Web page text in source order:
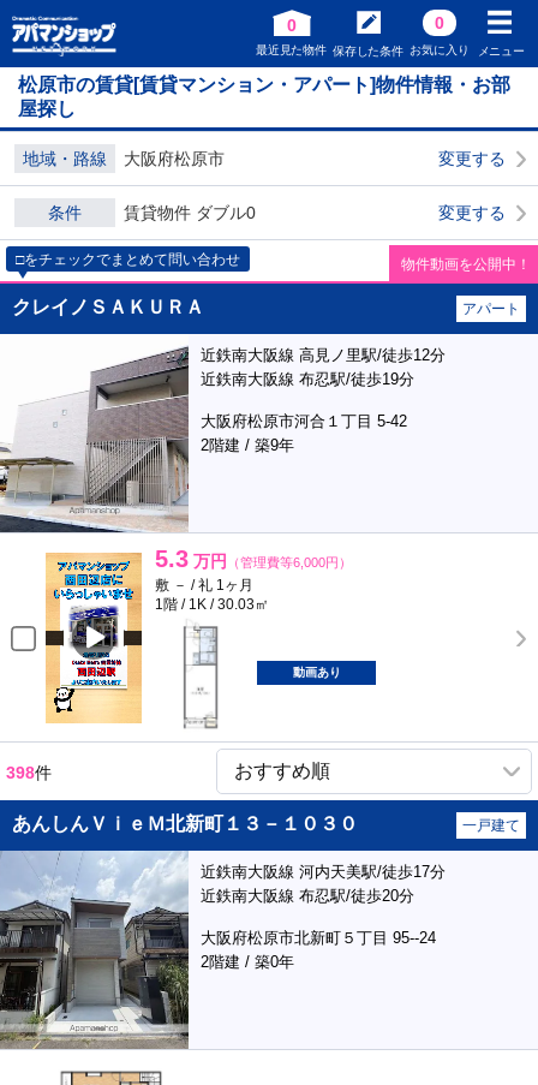
0
最近見た物件 保存した条件
0
お気に入り メニュー
松原市の賃貸[賃貸マンション・アパート]物件情報・お部
屋探し
地域・路線 大阪府松原市 変更する
条件 賃貸物件 ダブル0 変更する
□をチェックでまとめて問い合わせ 物件動画を公開中！
クレイノＳＡＫＵＲＡ アパート
近鉄南大阪線 高見ノ里駅/徒歩12分
近鉄南大阪線 布忍駅/徒歩19分
大阪府松原市河合１丁目 5-42
2階建 / 築9年
5.3 万円 （管理費等6,000円）
敷 － / 礼 1ヶ月
1階 / 1K / 30.03㎡
動画あり
398件
あんしんＶｉｅＭ北新町１３－１０３０ 一戸建て
近鉄南大阪線 河内天美駅/徒歩17分
近鉄南大阪線 布忍駅/徒歩20分
大阪府松原市北新町５丁目 95--24
2階建 / 築0年